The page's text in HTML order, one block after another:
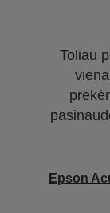
Toliau
Epson